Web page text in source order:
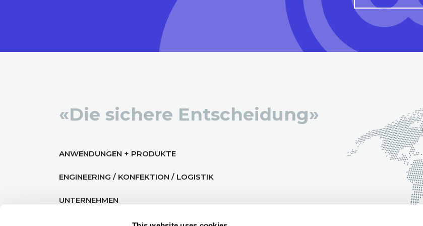
«Die sichere Entscheidung»
ANWENDUNGEN + PRODUKTE
ENGINEERING / KONFEKTION / LOGISTIK
UNTERNEHMEN